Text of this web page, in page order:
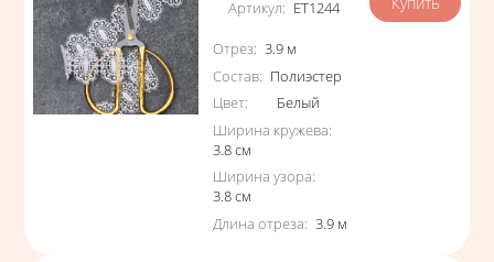
Артикул: ЕТ1244
Характеристики
Отрез: 3.9 м
Состав: Полиэстер
Цвет:
Белый
Ширина кружева:
3.8см
Ширина узора:
3.8см
Длина отреза: 3.9 м